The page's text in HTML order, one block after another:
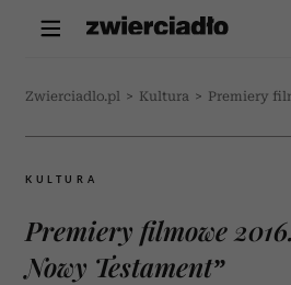
Zwierciadlo.pl > Kultura > Premiery
KULTURA
Premiery filmowe
Nowy Testament”